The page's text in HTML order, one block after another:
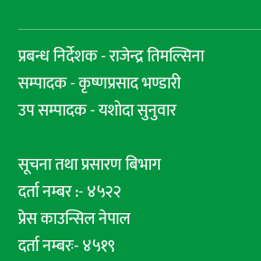
प्रबन्ध निर्देशक - राजेन्द्र तिमल्सिना
सम्पादक - कृष्णप्रसाद भण्डारी
उप सम्पादक - यशोदा सुनुवार
सूचना तथा प्रसारण बिभाग
दर्ता नम्बर :- ४५२२
प्रेस काउन्सिल नेपाल
दर्ता नम्बरः- ४५१९